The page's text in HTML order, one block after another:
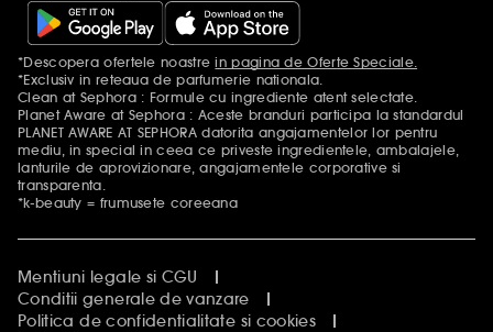
Mentiuni aditionale
*Descopera ofertele noastrein pagina de Oferte Speciale.
*Exclusiv in reteaua de parfumerie nationala.
Clean at Sephora : Formule cu ingrediente atent selectate.
Planet Aware at Sephora : Aceste branduri participa la standardul
PLANET AWARE AT SEPHORA datorita angajamentelor lor pentru
mediu, in special in ceea ce priveste ingredientele, ambalajele,
lanturile de aprovizionare, angajamentele corporative si
transparenta.
*k-beauty = frumusete coreeana
Mentiuni legale si CGU
Conditii generale de vanzare
Politica de confidentialitate si cookies